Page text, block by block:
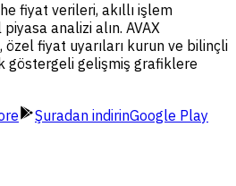
fiyat verileri, akıllı işlem
analizi alın. AVAX
özel fiyat uyarıları kurun ve bilinçli
göstergeli gelişmiş grafiklere
Şuradan indirinGoogle Play